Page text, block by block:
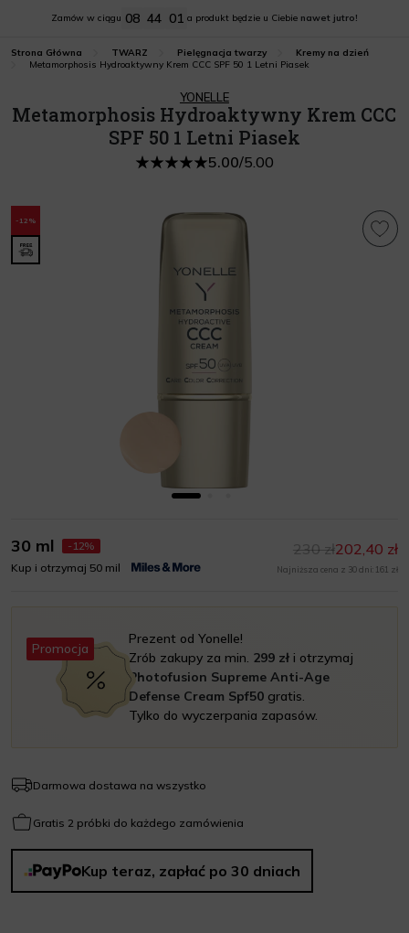
Strona Główna TWARZ Pielęgnacja twarzy
Kremy na dzień
Metamorphosis Hydroaktywny Krem CCC SPF 50 1 Letni Piasek
YONELLE
Metamorphosis Hydroaktywny Krem CCC
SPF 50 1 Letni Piasek
5.00/5.00
-12%
30 ml
-12%
Kup i otrzymaj 50 mil
202,40 zł
230 zł
Najniższa cena z 30 dni: 161 zł
Zamów w ciągu 08 44 00 a produkt będzie u Ciebie nawet jutro!
Promocja
Prezent od Yonelle!
Zrób zakupy za min. 299 zł i otrzymaj
Photofusion Supreme Anti-Age
Defense Cream Spf50 gratis.
Tylko do wyczerpania zapasów.
Darmowa dostawa na wszystko
Gratis 2 próbki do każdego zamówienia
Kup teraz, zapłać po 30 dniach